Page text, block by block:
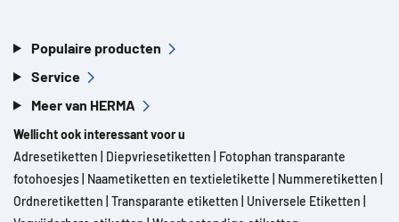
Populaire producten
Service
Meer van HERMA
Wellicht ook interessant voor u
Adresetiketten
Diepvriesetiketten
Fotophan transparante
fotohoesjes Naametiketten en textieletikette Nummeretiketten
Ordneretiketten Transparante etiketten Universele Etiketten